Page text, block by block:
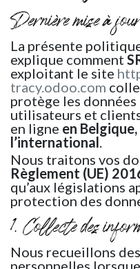
Dernière mise à
La présente
explique comment
exploitant le site
tracy.odoo.com
protège les
utilisateurs et
en ligne en
l’international .
Nous traitons vos
Règlement (UE)
qu’aux législations
protection des
1. Collecte des
Nous recueillons